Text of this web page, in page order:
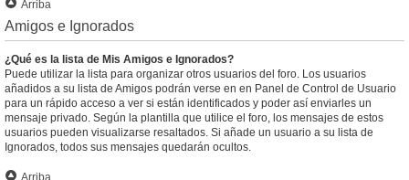
Arriba
Amigos e Ignorados
¿Qué es la lista de Mis Amigos e Ignorados?
Puede utilizar la lista para organizar otros usuarios del foro. Los usuarios
añadidos a su lista de Amigos podrán verse en en Panel de Control de Usuario
para un rápido acceso a ver si están identificados y poder así enviarles un
mensaje privado. Según la plantilla que utilice el foro, los mensajes de estos
usuarios pueden visualizarse resaltados. Si añade un usuario a su lista de
Ignorados, todos sus mensajes quedarán ocultos.
Arriba